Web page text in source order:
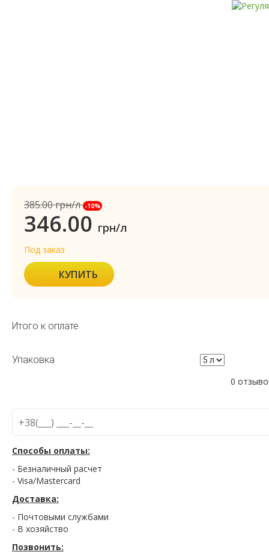
385.00грн/л -10%
346.00 грн/л
Под заказ
КУПИТЬ
Итого к оплате
Упаковка
0
Способы оплаты:
- Безналичный расчет
- Visa/Mastercard
Доставка:
- Почтовыми службами
- В хозяйство
Позвонить: